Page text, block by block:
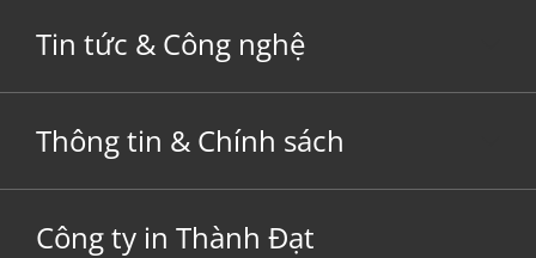
Tin tức & Công nghệ
Thông tin & Chính sách
Công ty in Thành Đạt